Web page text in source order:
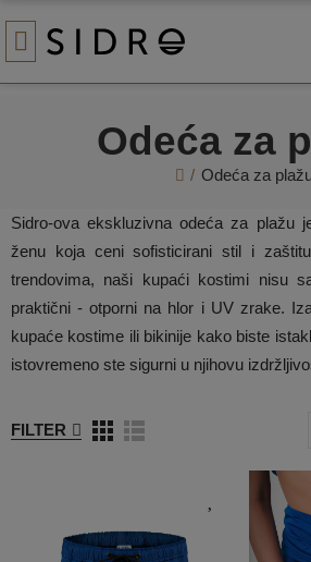
Odeća za
Odeća za
Sidro-ova ekskluzivna odeća za plažu
ženu koja ceni sofisticirani stil i
trendovima, naši kupaći kostimi nisu
praktični - otporni na hlor i UV zrake.
kupaće kostime ili bikinije kako biste
istovremeno ste sigurni u njihovu
FILTER